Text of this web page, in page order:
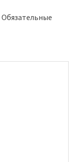
Обязательные